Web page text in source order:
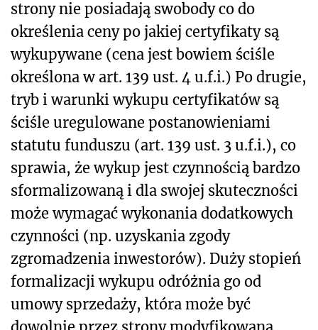
strony nie posiadają swobody co do
określenia ceny po jakiej certyfikaty są
wykupywane (cena jest bowiem ściśle
określona w art. 139 ust. 4 u.f.i.) Po drugie,
tryb i warunki wykupu certyfikatów są
ściśle uregulowane postanowieniami
statutu funduszu (art. 139 ust. 3 u.f.i.), co
sprawia, że wykup jest czynnością bardzo
sformalizowaną i dla swojej skuteczności
może wymagać wykonania dodatkowych
czynności (np. uzyskania zgody
zgromadzenia inwestorów). Duży stopień
formalizacji wykupu odróżnia go od
umowy sprzedaży, która może być